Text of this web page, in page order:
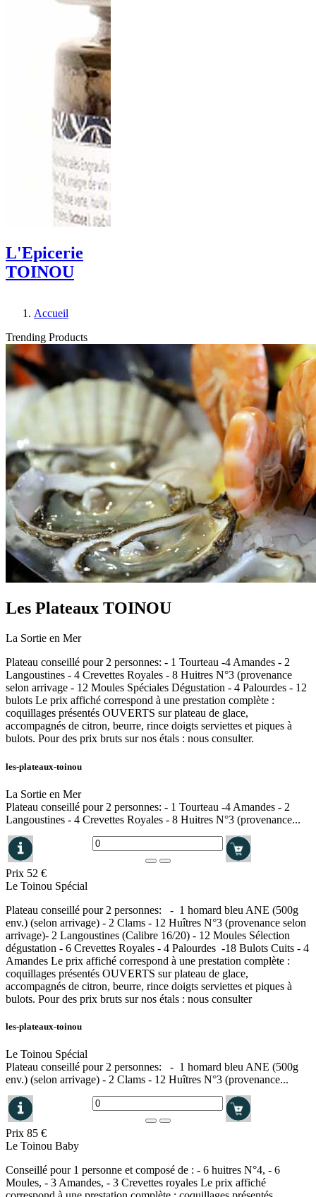
L'Epicerie
TOINOU
Accueil
Trending Products
Les Plateaux TOINOU
La Sortie en Mer
Plateau conseillé pour 2 personnes: - 1 Tourteau -4 Amandes - 2
Langoustines - 4 Crevettes Royales - 8 Huitres N°3 (provenance
selon arrivage - 12 Moules Spéciales Dégustation - 4 Palourdes - 12
bulots Le prix affiché correspond à une prestation complète :
coquillages présentés OUVERTS sur plateau de glace,
accompagnés de citron, beurre, rince doigts serviettes et piques à
bulots. Pour des prix bruts sur nos étals : nous consulter.
les-plateaux-toinou
La Sortie en Mer
Plateau conseillé pour 2 personnes: - 1 Tourteau -4 Amandes - 2
Langoustines - 4 Crevettes Royales - 8 Huitres N°3 (provenance...
Prix 52 €
Le Toinou Spécial
Plateau conseillé pour 2 personnes: - 1 homard bleu ANE (500g
env.) (selon arrivage) - 2 Clams - 12 Huîtres N°3 (provenance selon
arrivage)- 2 Langoustines (Calibre 16/20) - 12 Moules Sélection
dégustation - 6 Crevettes Royales - 4 Palourdes -18 Bulots Cuits - 4
Amandes Le prix affiché correspond à une prestation complète :
coquillages présentés OUVERTS sur plateau de glace,
accompagnés de citron, beurre, rince doigts serviettes et piques à
bulots. Pour des prix bruts sur nos étals : nous consulter
les-plateaux-toinou
Le Toinou Spécial
Plateau conseillé pour 2 personnes: - 1 homard bleu ANE (500g
env.) (selon arrivage) - 2 Clams - 12 Huîtres N°3 (provenance...
Prix 85 €
Le Toinou Baby
Conseillé pour 1 personne et composé de : - 6 huitres N°4, - 6
Moules, - 3 Amandes, - 3 Crevettes royales Le prix affiché